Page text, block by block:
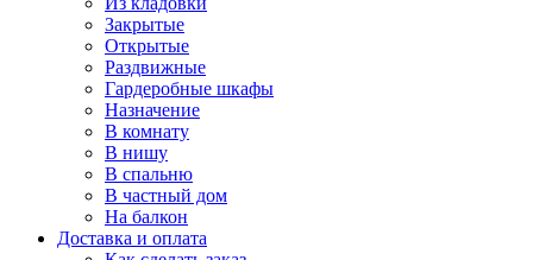
Закрытые
Открытые
Раздвижные
Гардеробные шкафы
Назначение
В комнату
В нишу
В спальню
В частный дом
На балкон
Доставка и оплата